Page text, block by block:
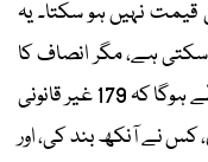
قیمت نہیں ہو سکتا۔ یہ
ہے، مگر انصاف کا
بدل نہیں۔ اصل انصاف تب ہوگا جب یہ طے ہوگا کہ 179 غیر قانونی
نے آنکھ بند کی، اور